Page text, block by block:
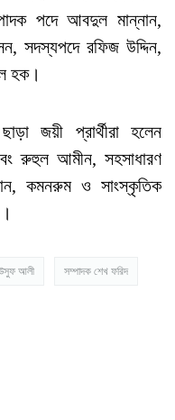
পদে আবদুল মান্নান,
সদস্যপদে রফিজ উদ্দিন,
হক।
জয়ী প্রার্থীরা হলেন
রুহুল আমীন, সহসাধারণ
কমনরুম ও সাংস্কৃতিক
আলী সম্পাদক শেখ ফরিদ